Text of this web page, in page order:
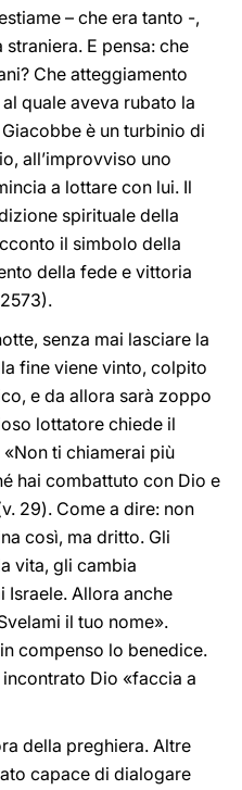
– che era tanto -,
E pensa: che
Che atteggiamento
quale aveva rubato la
è un turbinio di
all’improvviso uno
a lottare con lui. Il
spirituale della
il simbolo della
della fede e vittoria
senza mai lasciare la
fine viene vinto, colpito
e da allora sarà zoppo
lottatore chiede il
ti chiamerai più
hai combattuto con Dio e
29). Come a dire: non
così, ma dritto. Gli
vita, gli cambia
Israele. Allora anche
il tuo nome».
compenso lo benedice.
Dio «faccia a
della preghiera. Altre
capace di dialogare